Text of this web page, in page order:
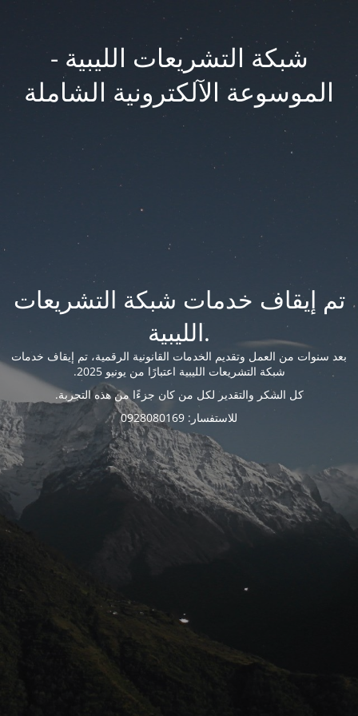
شبكة التشريعات الليبية -
الموسوعة الآلكترونية الشاملة
تم إيقاف خدمات شبكة التشريعات
الليبية.
بعد سنوات من العمل وتقديم الخدمات القانونية الرقمية، تم إيقاف خدمات
شبكة التشريعات الليبية اعتبارًا من يونيو 2025.
كل الشكر والتقدير لكل من كان جزءًا من هذه التجربة.
للاستفسار: 0928080169